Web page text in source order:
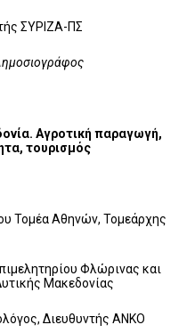
ΣΥΡΙΖΑ-ΠΣ
Αγροτική παραγωγή,
τουρισμός
Τομέα Αθηνών, Τομεάρχης
Φλώρινας και
Μακεδονίας
Διευθυντής ΑΝΚΟ